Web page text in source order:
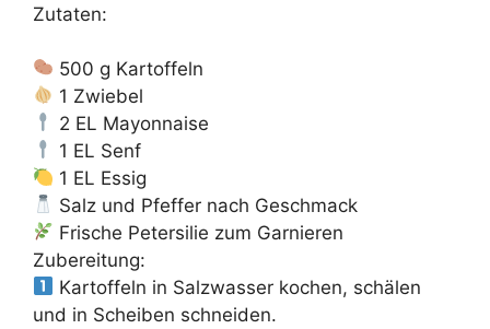
Zutaten:
500 g Kartoffeln
1 Zwiebel
2 EL Mayonnaise
1 EL Senf
1 EL Essig
Salz und Pfeffer nach Geschmack
Frische Petersilie zum Garnieren
Zubereitung:
Kartoffeln in Salzwasser kochen, schälen
und in Scheiben schneiden.